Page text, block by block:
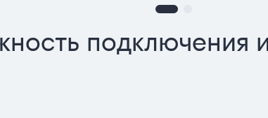
подключения